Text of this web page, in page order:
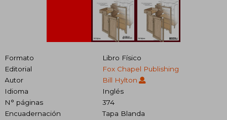
Formato
Libro Físico
Editorial
Fox Chapel Publishing
Autor
Bill Hylton
Idioma
Inglés
N° páginas
374
Encuadernación
Tapa Blanda